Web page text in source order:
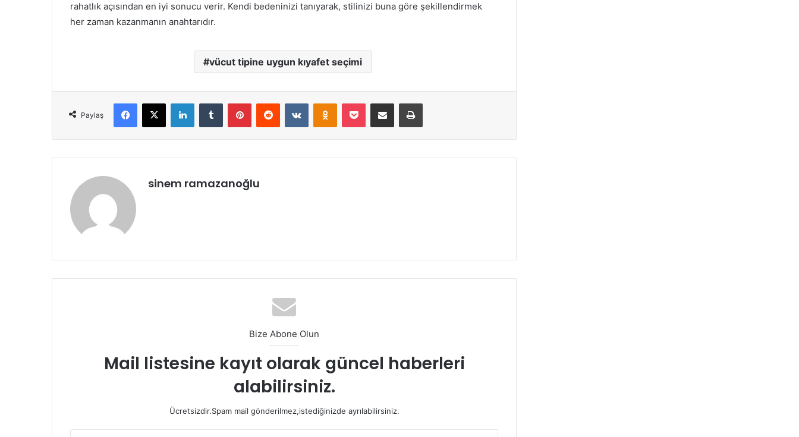
rahatlık açısından en iyi sonucu verir. Kendi bedeninizi tanıyarak, stilinizi buna göre şekillendirmek
her zaman kazanmanın anahtarıdır.
vücut tipine uygun kıyafet seçimi
Paylaş
Facebook
X LinkedInTumblr PinterestReddit VKontakteOdnoklassniki
Pocket E-Posta ile paylaş Yazdır
sinem ramazanoğlu
Bize Abone Olun
Mail listesine kayıt olarak güncel haberleri
alabilirsiniz.
Ücretsizdir.Spam mail gönderilmez,istediğinizde ayrılabilirsiniz.